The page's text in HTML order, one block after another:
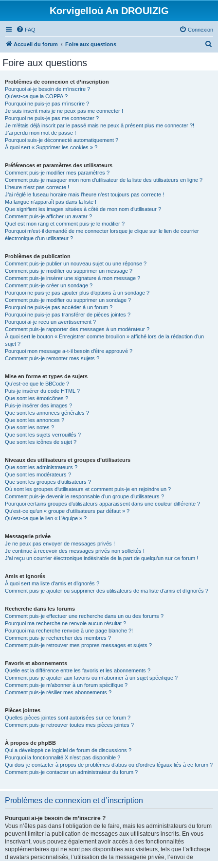
Korvigelloù An DROUIZIG
FAQ Connexion
Accueil du forum Foire aux questions
Foire aux questions
Problèmes de connexion et d’inscription
Pourquoi ai-je besoin de m’inscrire ?
Qu’est-ce que la COPPA ?
Pourquoi ne puis-je pas m’inscrire ?
Je suis inscrit mais je ne peux pas me connecter !
Pourquoi ne puis-je pas me connecter ?
Je m’étais déjà inscrit par le passé mais ne peux à présent plus me connecter ?!
J’ai perdu mon mot de passe !
Pourquoi suis-je déconnecté automatiquement ?
À quoi sert « Supprimer les cookies » ?
Préférences et paramètres des utilisateurs
Comment puis-je modifier mes paramètres ?
Comment puis-je masquer mon nom d’utilisateur de la liste des utilisateurs en ligne ?
L’heure n’est pas correcte !
J’ai réglé le fuseau horaire mais l’heure n’est toujours pas correcte !
Ma langue n’apparaît pas dans la liste !
Que signifient les images situées à côté de mon nom d’utilisateur ?
Comment puis-je afficher un avatar ?
Quel est mon rang et comment puis-je le modifier ?
Pourquoi m’est-il demandé de me connecter lorsque je clique sur le lien de courrier
électronique d’un utilisateur ?
Problèmes de publication
Comment puis-je publier un nouveau sujet ou une réponse ?
Comment puis-je modifier ou supprimer un message ?
Comment puis-je insérer une signature à mon message ?
Comment puis-je créer un sondage ?
Pourquoi ne puis-je pas ajouter plus d’options à un sondage ?
Comment puis-je modifier ou supprimer un sondage ?
Pourquoi ne puis-je pas accéder à un forum ?
Pourquoi ne puis-je pas transférer de pièces jointes ?
Pourquoi ai-je reçu un avertissement ?
Comment puis-je rapporter des messages à un modérateur ?
À quoi sert le bouton « Enregistrer comme brouillon » affiché lors de la rédaction d’un
sujet ?
Pourquoi mon message a-t-il besoin d’être approuvé ?
Comment puis-je remonter mes sujets ?
Mise en forme et types de sujets
Qu’est-ce que le BBCode ?
Puis-je insérer du code HTML ?
Que sont les émoticônes ?
Puis-je insérer des images ?
Que sont les annonces générales ?
Que sont les annonces ?
Que sont les notes ?
Que sont les sujets verrouillés ?
Que sont les icônes de sujet ?
Niveaux des utilisateurs et groupes d’utilisateurs
Que sont les administrateurs ?
Que sont les modérateurs ?
Que sont les groupes d’utilisateurs ?
Où sont les groupes d’utilisateurs et comment puis-je en rejoindre un ?
Comment puis-je devenir le responsable d’un groupe d’utilisateurs ?
Pourquoi certains groupes d’utilisateurs apparaissent dans une couleur différente ?
Qu’est-ce qu’un « groupe d’utilisateurs par défaut » ?
Qu’est-ce que le lien « L’équipe » ?
Messagerie privée
Je ne peux pas envoyer de messages privés !
Je continue à recevoir des messages privés non sollicités !
J’ai reçu un courrier électronique indésirable de la part de quelqu’un sur ce forum !
Amis et ignorés
À quoi sert ma liste d’amis et d’ignorés ?
Comment puis-je ajouter ou supprimer des utilisateurs de ma liste d’amis et d’ignorés ?
Recherche dans les forums
Comment puis-je effectuer une recherche dans un ou des forums ?
Pourquoi ma recherche ne renvoie aucun résultat ?
Pourquoi ma recherche renvoie à une page blanche ?!
Comment puis-je rechercher des membres ?
Comment puis-je retrouver mes propres messages et sujets ?
Favoris et abonnements
Quelle est la différence entre les favoris et les abonnements ?
Comment puis-je ajouter aux favoris ou m’abonner à un sujet spécifique ?
Comment puis-je m’abonner à un forum spécifique ?
Comment puis-je résilier mes abonnements ?
Pièces jointes
Quelles pièces jointes sont autorisées sur ce forum ?
Comment puis-je retrouver toutes mes pièces jointes ?
À propos de phpBB
Qui a développé ce logiciel de forum de discussions ?
Pourquoi la fonctionnalité X n’est pas disponible ?
Qui dois-je contacter à propos de problèmes d’abus ou d’ordres légaux liés à ce forum ?
Comment puis-je contacter un administrateur du forum ?
Problèmes de connexion et d’inscription
Pourquoi ai-je besoin de m’inscrire ?
Vous n’êtes pas dans l’obligation de le faire, mais les administrateurs du forum
peuvent limiter la publication de messages aux utilisateurs inscrits. En vous
inscrivant, vous pouvez également avoir accès à des fonctionnalités
supplémentaires qui ne sont pas disponibles aux visiteurs, tels que l’affichage
d’avatars personnalisés, l’utilisation de la messagerie privée, l’envoi de